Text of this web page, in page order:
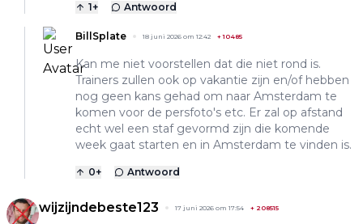
1+ Antwoord
BillSplate 18 juni 2026 om 12:42 +10485
Kan me niet voorstellen dat die niet rond is.
Trainers zullen ook op vakantie zijn en/of hebben
nog geen kans gehad om naar Amsterdam te
komen voor de persfoto's etc. Er zal op afstand
echt wel een staf gevormd zijn die komende
week gaat starten en in Amsterdam te vinden is.
0+ Antwoord
wijzijndebeste123 17 juni 2026 om 17:54 + 208515